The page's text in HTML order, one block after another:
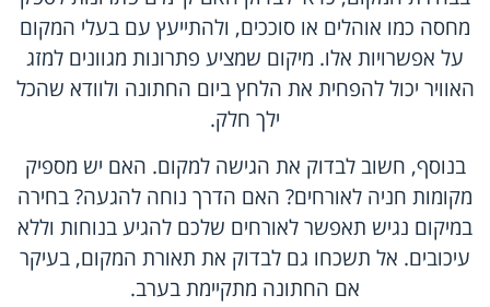
מחסה כמו אוהלים או סוככים, ולהתייעץ עם בעלי המקום
על אפשרויות אלו. מיקום שמציע פתרונות מגוונים למזג
האוויר יכול להפחית את הלחץ ביום החתונה ולוודא שהכל
ילך חלק.
בנוסף, חשוב לבדוק את הגישה למקום. האם יש מספיק
מקומות חניה לאורחים? האם הדרך נוחה להגעה? בחירה
במיקום נגיש תאפשר לאורחים שלכם להגיע בנוחות וללא
עיכובים. אל תשכחו גם לבדוק את תאורת המקום, בעיקר
אם החתונה מתקיימת בערב.